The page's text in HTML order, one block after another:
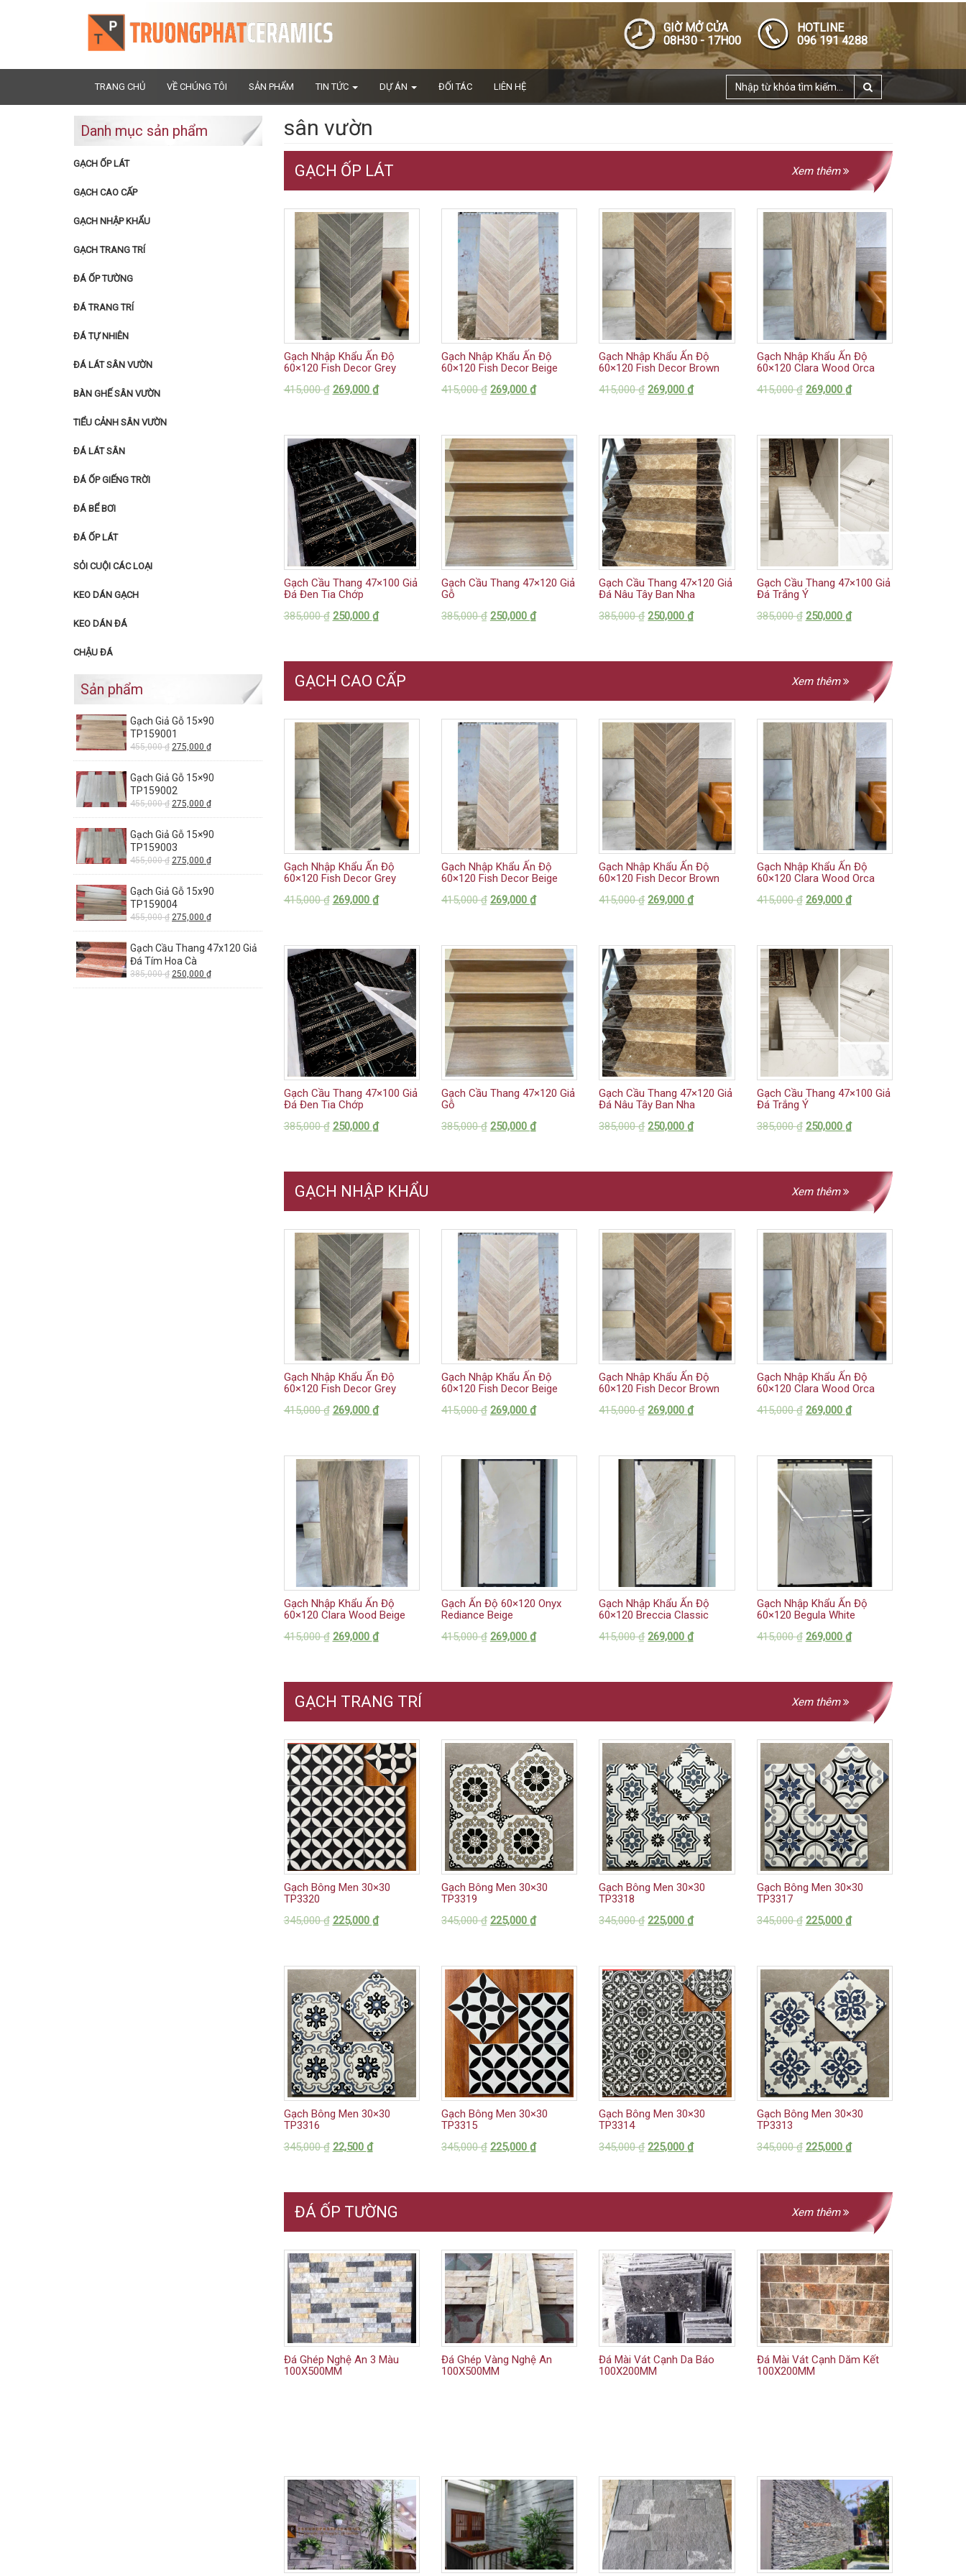
GIỜ MỞ CỬA
08H30 - 17H00
HOTLINE
096 191 4288
TRANG CHỦ VỀ CHÚNG TÔI SẢN PHẨM TIN TỨC DỰ ÁN ĐỐI TÁC LIÊN HỆ
sân vườn
GẠCH ỐP LÁT Xem thêm
Gạch Nhập Khẩu Ấn Độ
60×120 Fish Decor Grey
415,000₫ 269,000 ₫
Gạch Nhập Khẩu Ấn Độ
60×120 Fish Decor Beige
415,000₫ 269,000 ₫
Gạch Nhập Khẩu Ấn Độ
60×120 Fish Decor Brown
415,000₫ 269,000₫
Gạch Nhập Khẩu Ấn Độ
60×120 Clara Wood Orca
415,000₫ 269,000 ₫
Gạch Cầu Thang 47×100 Giả
Đá Đen Tia Chớp
385,000₫ 250,000 ₫
Gạch Cầu Thang 47×120 Giả
Gỗ
385,000₫ 250,000 ₫
Gạch Cầu Thang 47×120 Giả
Đá Nâu Tây Ban Nha
385,000₫ 250,000₫
Gạch Cầu Thang 47×100 Giả
Đá Trắng Ý
385,000₫ 250,000 ₫
GẠCH CAO CẤP Xem thêm
Gạch Nhập Khẩu Ấn Độ
60×120 Fish Decor Grey
415,000₫ 269,000 ₫
Gạch Nhập Khẩu Ấn Độ
60×120 Fish Decor Beige
415,000₫ 269,000 ₫
Gạch Nhập Khẩu Ấn Độ
60×120 Fish Decor Brown
415,000₫ 269,000₫
Gạch Nhập Khẩu Ấn Độ
60×120 Clara Wood Orca
415,000₫ 269,000 ₫
Gạch Cầu Thang 47×100 Giả
Đá Đen Tia Chớp
385,000₫ 250,000 ₫
Gạch Cầu Thang 47×120 Giả
Gỗ
385,000₫ 250,000 ₫
Gạch Cầu Thang 47×120 Giả
Đá Nâu Tây Ban Nha
385,000₫ 250,000₫
Gạch Cầu Thang 47×100 Giả
Đá Trắng Ý
385,000₫ 250,000 ₫
GẠCH NHẬP KHẨU Xem thêm
Gạch Nhập Khẩu Ấn Độ
60×120 Fish Decor Grey
415,000₫ 269,000 ₫
Gạch Nhập Khẩu Ấn Độ
60×120 Fish Decor Beige
415,000₫ 269,000 ₫
Gạch Nhập Khẩu Ấn Độ
60×120 Fish Decor Brown
415,000₫ 269,000₫
Gạch Nhập Khẩu Ấn Độ
60×120 Clara Wood Orca
415,000₫ 269,000 ₫
Gạch Nhập Khẩu Ấn Độ
60×120 Clara Wood Beige
415,000₫ 269,000 ₫
Gạch Ấn Độ 60×120 Onyx
Rediance Beige
415,000₫ 269,000 ₫
Gạch Nhập Khẩu Ấn Độ
60×120 Breccia Classic
415,000₫ 269,000₫
Gạch Nhập Khẩu Ấn Độ
60×120 Begula White
415,000₫ 269,000 ₫
GẠCH TRANG TRÍ Xem thêm
Gạch Bông Men 30×30
TP3320
345,000₫ 225,000 ₫
Gạch Bông Men 30×30
TP3319
345,000₫ 225,000 ₫
Gạch Bông Men 30×30
TP3318
345,000₫ 225,000₫
Gạch Bông Men 30×30
TP3317
345,000₫ 225,000 ₫
Gạch Bông Men 30×30
TP3316
345,000₫ 22,500 ₫
Gạch Bông Men 30×30
TP3315
345,000₫ 225,000 ₫
Gạch Bông Men 30×30
TP3314
345,000₫ 225,000₫
Gạch Bông Men 30×30
TP3313
345,000₫ 225,000 ₫
ĐÁ ỐP TƯỜNG Xem thêm
Đá Ghép Nghệ An 3 Màu
100X500MM
Đá Ghép Vàng Nghệ An
100X500MM
Đá Mài Vát Cạnh Da Báo
100X200MM
Đá Mài Vát Cạnh Dăm Kết
100X200MM
Danh mục sản phẩm
GẠCH ỐP LÁT
GẠCH CAO CẤP
GẠCH NHẬP KHẨU
GẠCH TRANG TRÍ
ĐÁ ỐP TƯỜNG
ĐÁ TRANG TRÍ
ĐÁ TỰ NHIÊN
ĐÁ LÁT SÂN VƯỜN
BÀN GHẾ SÂN VƯỜN
TIỂU CẢNH SÂN VƯỜN
ĐÁ LÁT SÂN
ĐÁ ỐP GIẾNG TRỜI
ĐÁ BỂ BƠI
ĐÁ ỐP LÁT
SỎI CUỘI CÁC LOẠI
KEO DÁN GẠCH
KEO DÁN ĐÁ
CHẬU ĐÁ
Sản phẩm
Gạch Giả Gỗ 15×90
TP159001
455,000₫ 275,000 ₫
Gạch Giả Gỗ 15×90
TP159002
455,000₫ 275,000 ₫
Gạch Giả Gỗ 15×90
TP159003
455,000₫ 275,000 ₫
Gạch Giả Gỗ 15x90
TP159004
455,000₫ 275,000 ₫
Gạch Cầu Thang 47x120 Giả
Đá Tím Hoa Cà
385,000₫ 250,000 ₫